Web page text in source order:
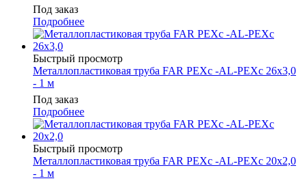
Под заказ
Подробнее
Быстрый просмотр
Металлопластиковая труба FAR PEXc -AL-PEХс 26x3,0
- 1 м
Под заказ
Подробнее
Быстрый просмотр
Металлопластиковая труба FAR PEXc -AL-PEХс 20x2,0
- 1 м